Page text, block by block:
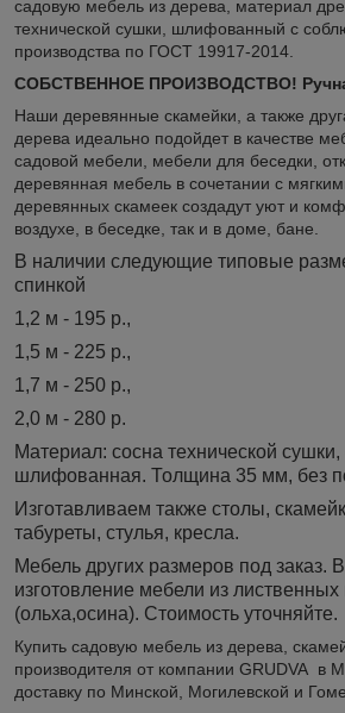
садовую мебель из дерева, материал
технической сушки, шлифованный с
производства по ГОСТ 19917-2014.
СОБСТВЕННОЕ ПРОИЗВОДСТВО!
Наши деревянные скамейки, а также
дерева идеально подойдет в качестве
садовой мебели, мебели для беседки,
деревянная мебель в сочетании с
деревянных скамеек создадут уют и
воздухе, в беседке, так и в доме, бане.
В наличии следующие типовые
спинкой
1,2 м - 195 р.,
1,5 м - 225 р.,
1,7 м - 250 р.,
2,0 м - 280 р.
Материал: сосна технической сушки,
шлифованная. Толщина 35 мм, без
Изготавливаем также столы,
табуреты, стулья, кресла.
Мебель других размеров под заказ.
изготовление мебели из
(ольха,осина). Стоимость уточняйте.
Купить садовую мебель из дерева,
производителя от компании GRUDVA в
доставку по Минской, Могилевской и